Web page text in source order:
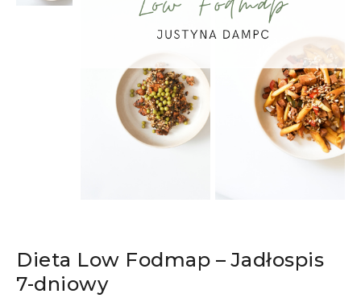
Dieta Low Fodmap – Jadłospis
7-dniowy